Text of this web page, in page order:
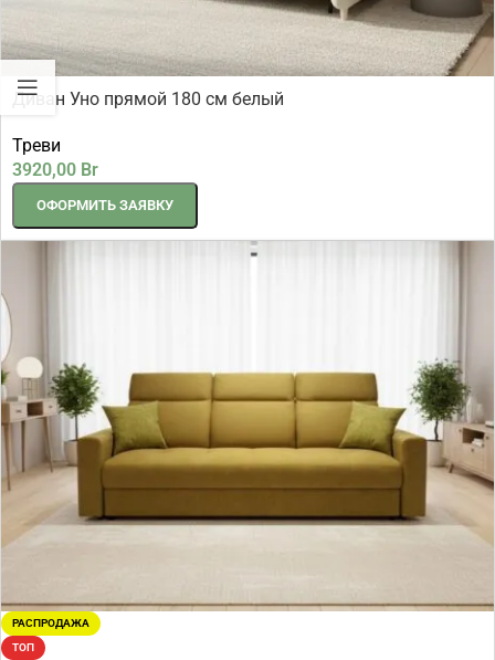
Диван Уно прямой 180 см белый
Треви
3920,00 Br
ОФОРМИТЬ ЗАЯВКУ
РАСПРОДАЖА
ТОП